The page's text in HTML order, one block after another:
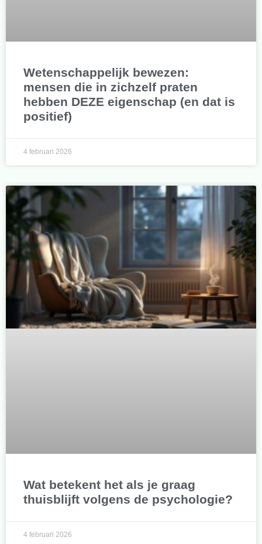
Wetenschappelijk bewezen:
mensen die in zichzelf praten
hebben DEZE eigenschap (en dat is
positief)
4 februari 2026
Wat betekent het als je graag
thuisblijft volgens de psychologie?
4 februari 2026